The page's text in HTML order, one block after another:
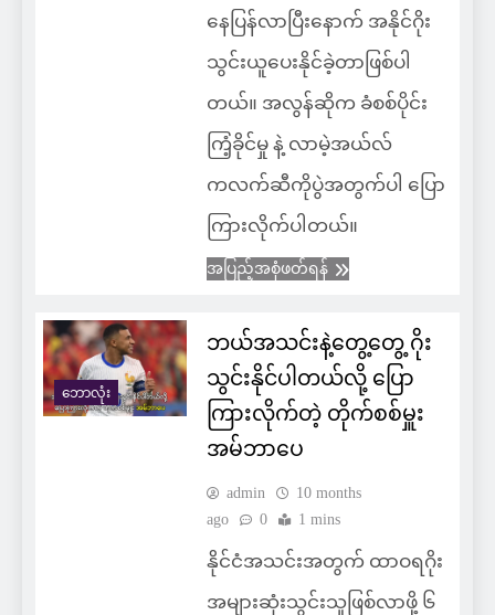
နေပြန်လာပြီးနောက် အနိုင်ဂိုး
သွင်းယူပေးနိုင်ခဲ့တာဖြစ်ပါ
တယ်။ အလွန်ဆိုက ခံစစ်ပိုင်း
ကြံ့ခိုင်မှု နဲ့ လာမဲ့အယ်လ်
ကလက်ဆီကိုပွဲအတွက်ပါ ပြော
ကြားလိုက်ပါတယ်။
အပြည့်အစုံဖတ်ရန်
ဘောလုံး
ဘယ်အသင်းနဲ့တွေ့တွေ့ ဂိုး
သွင်းနိုင်ပါတယ်လို့ ပြော
ကြားလိုက်တဲ့ တိုက်စစ်မှူး
အမ်ဘာပေ
admin
10 months
ago
0 1 mins
နိုင်ငံအသင်းအတွက် ထာဝရဂိုး
အများဆုံးသွင်းသူဖြစ်လာဖို့ ၆